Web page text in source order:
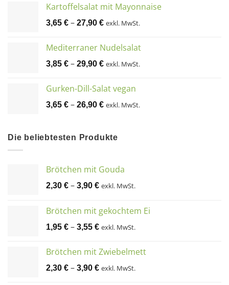
Kartoffelsalat mit Mayonnaise
3,65 € – 27,90 € exkl. MwSt.
Mediterraner Nudelsalat
3,85 € – 29,90 € exkl. MwSt.
Gurken-Dill-Salat vegan
3,65 € – 26,90 € exkl. MwSt.
Die beliebtesten Produkte
Brötchen mit Gouda
2,30 € – 3,90 € exkl. MwSt.
Brötchen mit gekochtem Ei
1,95 € – 3,55 € exkl. MwSt.
Brötchen mit Zwiebelmett
2,30 € – 3,90 € exkl. MwSt.